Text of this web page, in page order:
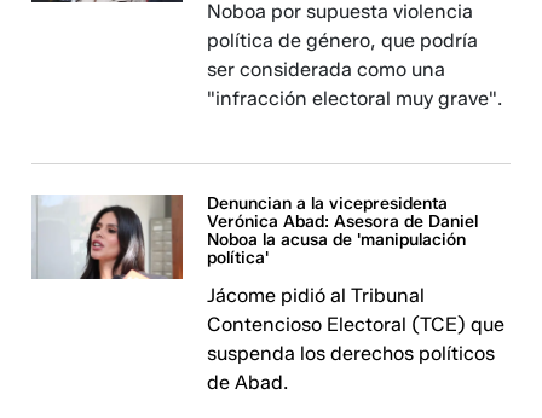
Noboa por supuesta violencia
política de género, que podría
ser considerada como una
"infracción electoral muy grave".
Denuncian a la vicepresidenta
Verónica Abad: Asesora de Daniel
Noboa la acusa de 'manipulación
política'
Jácome pidió al Tribunal
Contencioso Electoral (TCE) que
suspenda los derechos políticos
de Abad.